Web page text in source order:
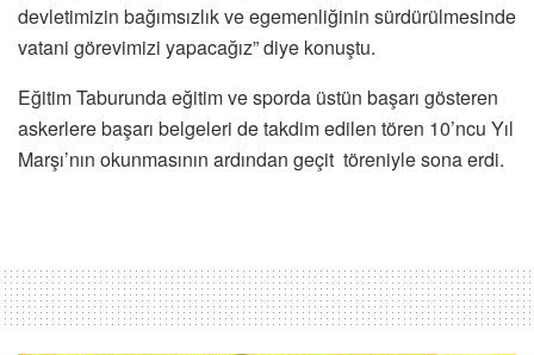
devletimizin bağımsızlık ve egemenliğinin sürdürülmesinde
vatani görevimizi yapacağız” diye konuştu.
Eğitim Taburunda eğitim ve sporda üstün başarı gösteren
askerlere başarı belgeleri de takdim edilen tören 10’ncu Yıl
Marşı’nın okunmasının ardından geçit töreniyle sona erdi.